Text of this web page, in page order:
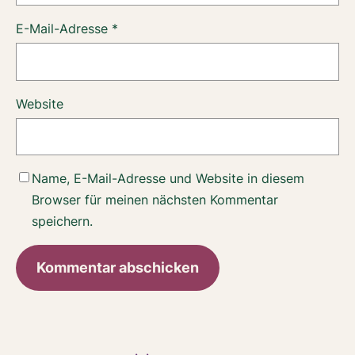
E-Mail-Adresse *
Website
Name, E-Mail-Adresse und Website in diesem
Browser für meinen nächsten Kommentar
speichern.